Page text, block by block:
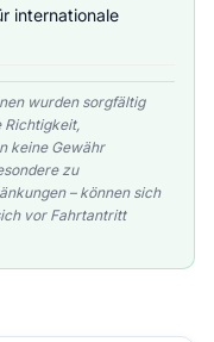
internationale
wurden sorgfältig
Richtigkeit,
keine Gewähr
zu
– können sich
vor Fahrtantritt